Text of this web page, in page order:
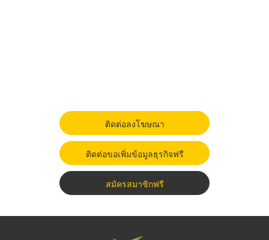
ติดต่อลงโฆษณา
ติดต่อขอเพิ่มข้อมูลธุรกิจฟรี
สมัครสมาชิกฟรี